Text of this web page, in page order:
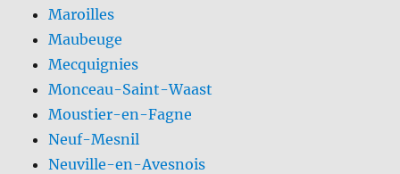
Maroilles
Maubeuge
Mecquignies
Monceau-Saint-Waast
Moustier-en-Fagne
Neuf-Mesnil
Neuville-en-Avesnois